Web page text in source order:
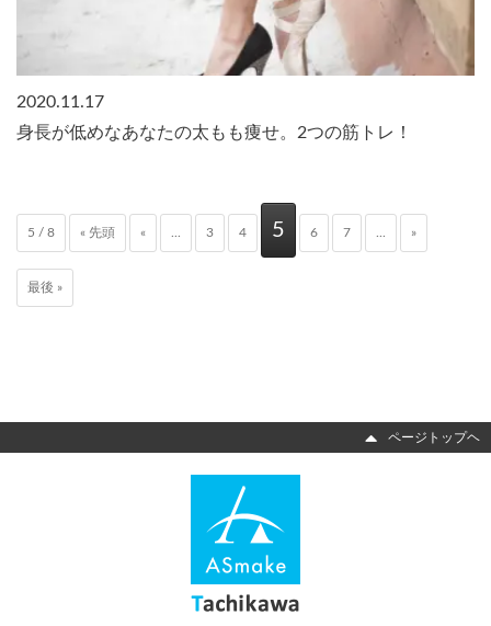
2020.11.17
身長が低めなあなたの太もも痩せ。2つの筋トレ！
5 / 8 « 先頭 « 3 4 5 6 7 »
最後 »
ページトップヘ